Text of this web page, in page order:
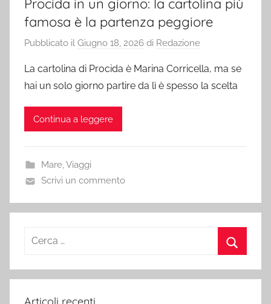
Procida in un giorno: la cartolina più
famosa è la partenza peggiore
Pubblicato il Giugno 18, 2026 di Redazione
La cartolina di Procida è Marina Corricella, ma se
hai un solo giorno partire da lì è spesso la scelta
Continua a leggere
Mare,Viaggi
Scrivi un commento
Ricerca